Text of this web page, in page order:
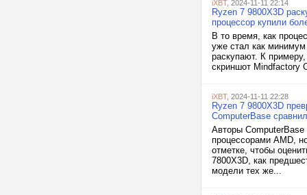
iXBT, 2024-11-11 22:14
Ryzen 7 9800X3D
процессор купили
В то время, как
уже стал как
раскупают. К
скриншот Mindfactory
iXBT, 2024-11-11 22:28
Ryzen 7 9800X3D
ComputerBase
Авторы ComputerBase
процессорами AMD,
отметке, чтобы
7800X3D, как
модели тех же...